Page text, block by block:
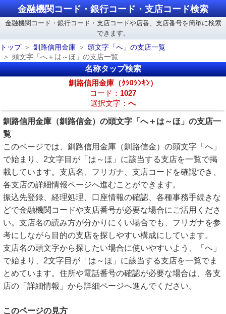
金融機関コード・銀行コード・支店コード検索
金融機関コード・銀行コード・支店コードや店番、支店番号を簡単に検索
できます。
トップ
釧路信用金庫
頭文字「へ」の支店一覧
頭文字「へ＋は～ほ」の支店一覧
名称タップ検索
釧路信用金庫（ｸｼﾛｼﾝｷﾝ）
コード： 1027
選択文字： へ
釧路信用金庫（釧路信金）の頭文字「へ＋は～ほ」の支店一
覧
このページでは、釧路信用金庫（釧路信金）の頭文字「へ」
で始まり、2文字目が「は～ほ」に該当する支店を一覧で掲
載しています。支店名、フリガナ、支店コードを確認でき、
各支店の詳細情報ページへ進むことができます。
振込先登録、経理処理、口座情報の確認、各種事務手続きな
どで金融機関コードや支店番号が必要な場合にご活用くださ
い。支店名の読み方が分かりにくい場合でも、フリガナを参
考にしながら目的の支店を探しやすい構成にしています。
支店名の頭文字から探したい場合に使いやすいよう、「へ」
で始まり、2文字目が「は～ほ」に該当する支店を一覧でま
とめています。住所や電話番号の確認が必要な場合は、各支
店の「詳細情報」から詳細ページへ進んでください。
このページの見方